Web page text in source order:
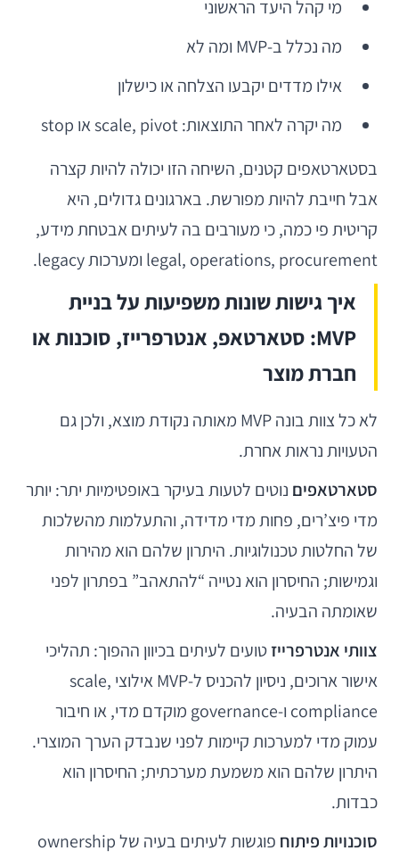
מי קהל היעד הראשוני
מה נכלל ב-MVP ומה לא
אילו מדדים יקבעו הצלחה או כישלון
מה יקרה לאחר התוצאות: scale, pivot או stop
בסטארטאפים קטנים, השיחה הזו יכולה להיות קצרה
אבל חייבת להיות מפורשת. בארגונים גדולים, היא
קריטית פי כמה, כי מעורבים בה לעיתים אבטחת מידע,
legal, operations, procurement ומערכות legacy.
איך גישות שונות משפיעות על בניית
MVP: סטארטאפ, אנטרפרייז, סוכנות או
חברת מוצר
לא כל צוות בונה MVP מאותה נקודת מוצא, ולכן גם
הטעויות נראות אחרת.
סטארטאפים נוטים לטעות בעיקר באופטימיות יתר: יותר
מדי פיצ’רים, פחות מדי מדידה, והתעלמות מהשלכות
של החלטות טכנולוגיות. היתרון שלהם הוא מהירות
וגמישות; החיסרון הוא נטייה “להתאהב” בפתרון לפני
שאומתה הבעיה.
צוותי אנטרפרייזטועים לעיתים בכיוון ההפוך: תהליכי
אישור ארוכים, ניסיון להכניס ל-MVP אילוצי scale,
compliance ו-governance מוקדם מדי, או חיבור
עמוק מדי למערכות קיימות לפני שנבדק הערך המוצרי.
היתרון שלהם הוא משמעת מערכתית; החיסרון הוא
כבדות.
סוכנויות פיתוח
פוגשות לעיתים בעיה של ownership